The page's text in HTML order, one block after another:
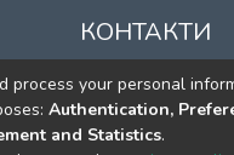
КОНТАКТИ
м. Київ, вул. Григорія
к. 1, к. 120
тел. (044) 463-69-31
process your personal
Authentication,
and Statistics.